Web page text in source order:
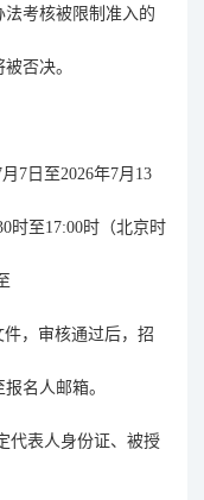
考核被限制准入的
否决。
月 7 日至2026年7月 13
时至17:00时（北京时
，审核通过后，招
名人邮箱。
代表人身份证、被授